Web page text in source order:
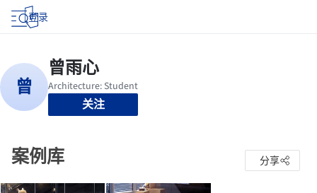
登录
关注
案例库 分享